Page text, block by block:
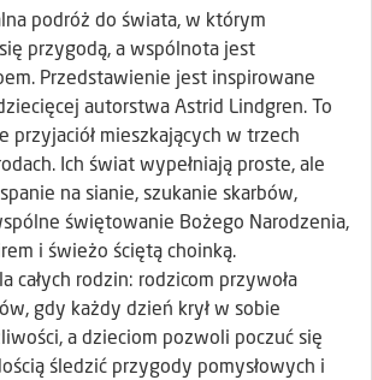
podróż do świata, w którym
przygodą, a wspólnota jest
Przedstawienie jest inspirowane
autorstwa Astrid Lindgren. To
przyjaciół mieszkających w trzech
Ich świat wypełniają proste, ale
na sianie, szukanie skarbów,
świętowanie Bożego Narodzenia,
i świeżo ściętą choinką.
całych rodzin: rodzicom przywoła
gdy każdy dzień krył w sobie
a dzieciom pozwoli poczuć się
śledzić przygody pomysłowych i